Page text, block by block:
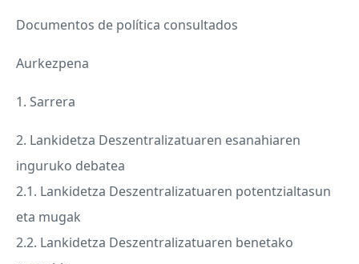
Documentos de política consultados
Aurkezpena
1. Sarrera
2. Lankidetza Deszentralizatuaren esanahiaren
inguruko debatea
2.1. Lankidetza Deszentralizatuaren potentzialtasun
eta mugak
2.2. Lankidetza Deszentralizatuaren benetako